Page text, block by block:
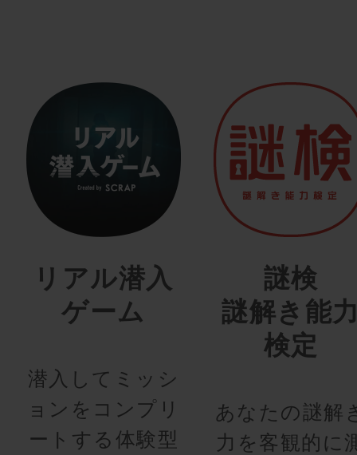
リアル潜入
ゲーム
潜入してミッシ
ョンをコンプリ
ートする体験型
謎検
謎解き能
検定
あなたの謎解
力を客観的に